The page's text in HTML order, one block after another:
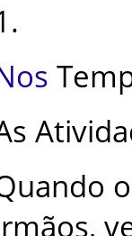
.
o
,